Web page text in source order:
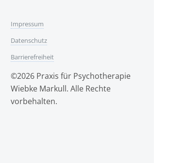
Impressum
Datenschutz
Barrierefreiheit
©2026 Praxis für Psychotherapie
Wiebke Markull. Alle Rechte
vorbehalten.